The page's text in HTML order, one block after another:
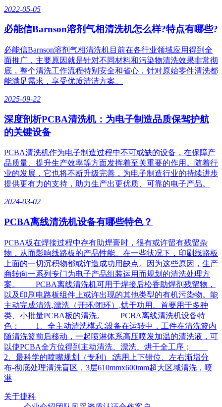
2022-05-05
必能信Barnson溶剂气相清洗机怎么样?特点有哪些?
必能信Barnson溶剂气相清洗机目前在各行业领域应用得到全
面推广，主要原因就是针对不同材料和污染物清洗效果非常彻
底，整个清洗工作流程特别安全和省心，针对原始零件清洗都
能满足需求，享受优质清洁方案。
2025-09-22
深度剖析PCBA清洗机：为电子制造品质保驾护航
的关键设备
PCBA清洗机作为电子制造过程中不可或缺的设备，在保障产
品质量、提升生产效率等方面发挥着至关重要的作用。随着行
业的发展，它也将不断升级完善，为电子制造行业的持续进步
提供更有力的支持，助力生产出更优质、可靠的电子产品。
2024-03-02
PCBA离线清洗机设备有哪些特色？
PCBA板在焊接过程中存有助焊膏时，很有或许留有残留杂
物，从而影响线路板的产品性能。在一些状况下，印刷线路板
上面的一切沉积物都或许造成功用缺点。因为这些原因，生产
商转向一系列专门为电子产品组装运用而规划的清洗处理方
案。 PCBA离线清洗机可用于焊接后松香助焊剂残留物，
以及印刷电路板组件上或许出现的其他类型的有机污染物。能
主动完成清洗,漂洗（开环/闭环）,烘干功用。首要用于多种
类、小批量PCBA板的清洗。 PCBA离线清洗机设备特
色： 1、全主动清洗模式∶设备在运转中，工件在清洗篮内
随清洗篮前后移动，一起喷淋体系高压喷发加温的清洗液，可
以使PCBA全方位得到主动清洗、漂洗、烘干全工序；
2、最科学的喷嘴规划（专利）∶选用上下错位、左右渐增分
布-彻底处理清洗盲区，3层610mmx600mm超大区域清洗，喷
淋
关于捷科